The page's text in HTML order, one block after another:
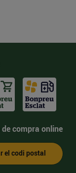
compra online
el codi postal